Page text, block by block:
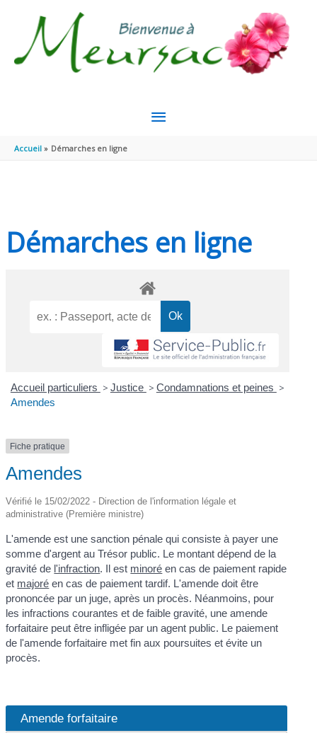
MENU
Accueil Démarches en ligne
Démarches en ligne
Accueil particuliers > Justice > Condamnations et peines >
Amendes
Fiche pratique
Amendes
Vérifié le 15/02/2022 - Direction de l'information légale et
administrative (Première ministre)
L'amende est une sanction pénale qui consiste à payer une
somme d'argent au Trésor public. Le montant dépend de la
gravité de l'infraction. Il est minoré en cas de paiement rapide
et majoré en cas de paiement tardif. L'amende doit être
prononcée par un juge, après un procès. Néanmoins, pour
les infractions courantes et de faible gravité, une amende
forfaitaire peut être infligée par un agent public. Le paiement
de l'amende forfaitaire met fin aux poursuites et évite un
procès.
Amende forfaitaire